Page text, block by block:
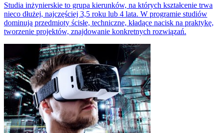
Studia inżynierskie to grupa kierunków, na których kształcenie trwa
nieco dłużej, najczęściej 3,5 roku lub 4 lata. W programie studiów
dominują przedmioty ścisłe, techniczne, kładące nacisk na praktykę,
tworzenie projektów, znajdowanie konkretnych rozwiązań.